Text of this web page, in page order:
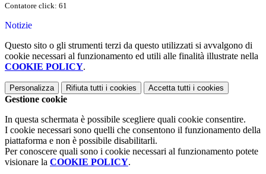
Contatore click: 61
Notizie
Questo sito o gli strumenti terzi da questo utilizzati si avvalgono di
cookie necessari al funzionamento ed utili alle finalità illustrate nella
COOKIE POLICY.
Personalizza Rifiuta tutti i cookies Accetta tutti i cookies
Gestione cookie
In questa schermata è possibile scegliere quali cookie consentire.
I cookie necessari sono quelli che consentono il funzionamento della
piattaforma e non è possibile disabilitarli.
Per conoscere quali sono i cookie necessari al funzionamento potete
visionare la COOKIE POLICY.